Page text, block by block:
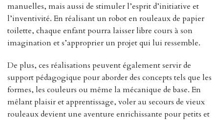
manuelles, mais aussi de stimuler l’esprit d’initiative et
l’inventivité. En réalisant un robot en rouleaux de papier
toilette, chaque enfant pourra laisser libre cours à son
imagination et s’approprier un projet qui lui ressemble.
De plus, ces réalisations peuvent également servir de
support pédagogique pour aborder des concepts tels que les
formes, les couleurs ou même la mécanique de base. En
mêlant plaisir et apprentissage, voler au secours de vieux
rouleaux devient une aventure enrichissante pour petits et